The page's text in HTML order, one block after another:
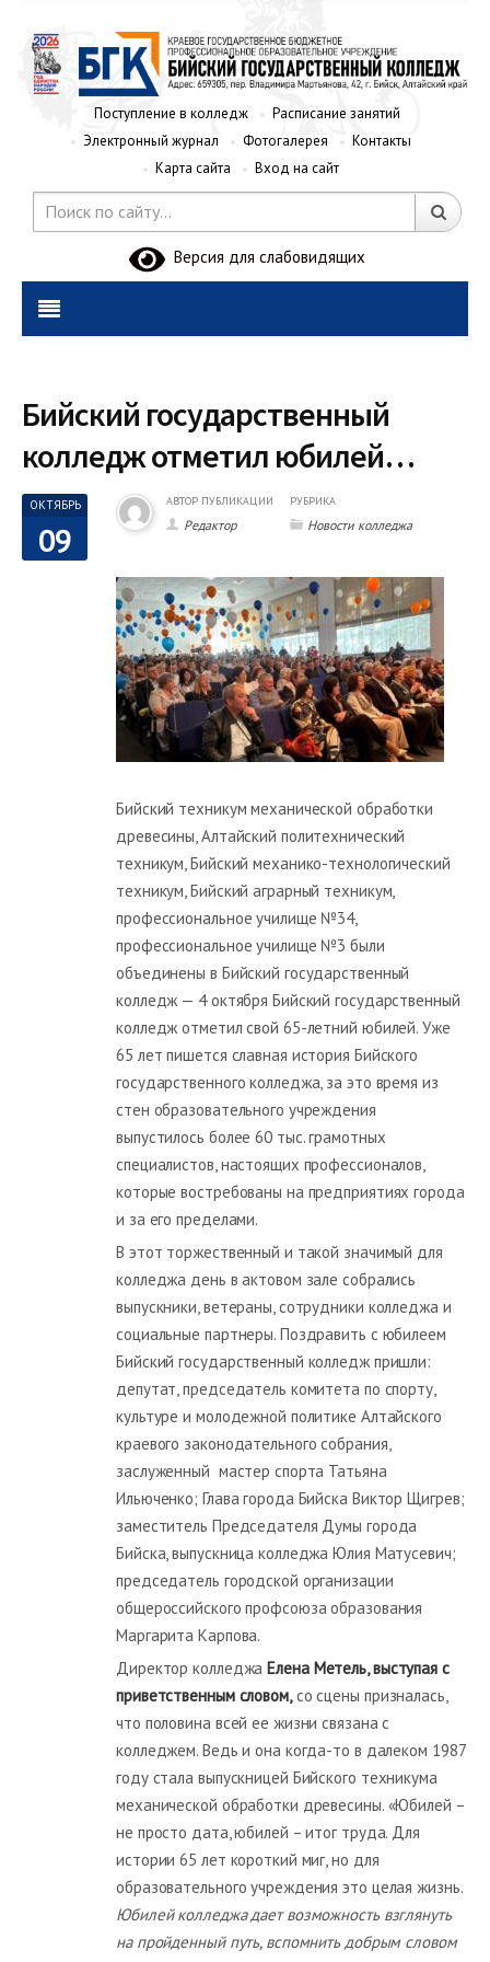
Поступление в колледж
Расписание занятий
Электронный журнал
Фотогалерея
Контакты
Карта сайта
Вход на сайт
Версия для слабовидящих
Бийский государственный
колледж отметил юбилей…
ОКТЯБРЬ
09
АВТОР ПУБЛИКАЦИИ
Редактор
РУБРИКА
Новости колледжа
Бийский техникум механической обработки
древесины, Алтайский политехнический
техникум, Бийский механико-технологический
техникум, Бийский аграрный техникум,
профессиональное училище №34,
профессиональное училище №3 были
объединены в Бийский государственный
колледж — 4 октября Бийский государственный
колледж отметил свой 65-летний юбилей. Уже
65 лет пишется славная история Бийского
государственного колледжа, за это время из
стен образовательного учреждения
выпустилось более 60 тыс. грамотных
специалистов, настоящих профессионалов,
которые востребованы на предприятиях города
и за его пределами.
В этот торжественный и такой значимый для
колледжа день в актовом зале собрались
выпускники, ветераны, сотрудники колледжа и
социальные партнеры. Поздравить с юбилеем
Бийский государственный колледж пришли:
депутат, председатель комитета по спорту,
культуре и молодежной политике Алтайского
краевого законодательного собрания,
заслуженный мастер спорта Татьяна
Ильюченко; Глава города Бийска Виктор Щигрев;
заместитель Председателя Думы города
Бийска, выпускница колледжа Юлия Матусевич;
председатель городской организации
общероссийского профсоюза образования
Маргарита Карпова.
Директор колледжаЕлена Метель, выступая с
приветственным словом,со сцены призналась,
что половина всей ее жизни связана с
колледжем. Ведь и она когда-то в далеком 1987
году стала выпускницей Бийского техникума
механической обработки древесины. «Юбилей –
не просто дата, юбилей – итог труда. Для
истории 65 лет короткий миг, но для
образовательного учреждения это целая жизнь.
Юбилей колледжа дает возможность взглянуть
на пройденный путь, вспомнить добрым словом